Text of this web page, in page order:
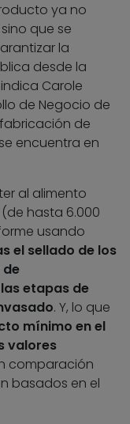
ya no
que se
la
desde la
Carole
de Negocio de
de
encuentra en
al alimento
hasta 6.000
usando
el sellado de los
de
etapas de
. Y, lo que
mínimo en el
valores
comparación
basados en el